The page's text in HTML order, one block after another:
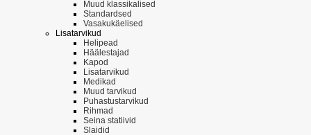
Muud klassikalised
Standardsed
Vasakukäelised
Lisatarvikud
Helipead
Häälestajad
Kapod
Lisatarvikud
Medikad
Muud tarvikud
Puhastustarvikud
Rihmad
Seina statiivid
Slaidid